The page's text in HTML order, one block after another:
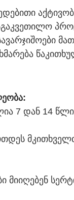
7 დან 14
მიიღებენ